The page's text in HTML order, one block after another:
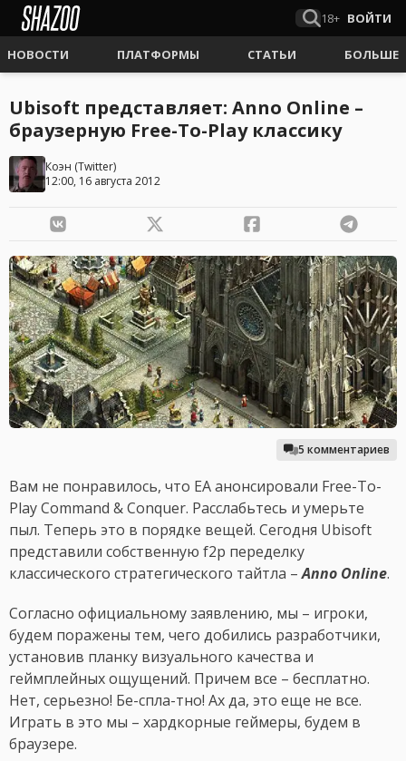
18+ ВОЙТИ
НОВОСТИ ПЛАТФОРМЫ СТАТЬИ БОЛЬШЕ
Ubisoft представляет: Anno Online –
браузерную Free-To-Play классику
Коэн (Twitter)
12:00, 16 августа 2012
5 комментариев
Вам не понравилось, что EA анонсировали Free-To-
Play Command & Conquer. Расслабьтесь и умерьте
пыл. Теперь это в порядке вещей. Сегодня Ubisoft
представили собственную f2p переделку
классического стратегического тайтла –Anno Online.
Согласно официальному заявлению, мы – игроки,
будем поражены тем, чего добились разработчики,
установив планку визуального качества и
геймплейных ощущений. Причем все – бесплатно.
Нет, серьезно! Бе-спла-тно! Ах да, это еще не все.
Играть в это мы – хардкорные геймеры, будем в
браузере.